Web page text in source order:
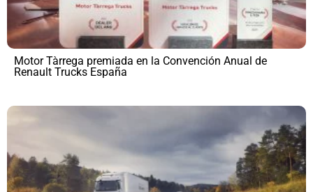
Motor Tàrrega premiada en la Convención Anual de
Renault Trucks España